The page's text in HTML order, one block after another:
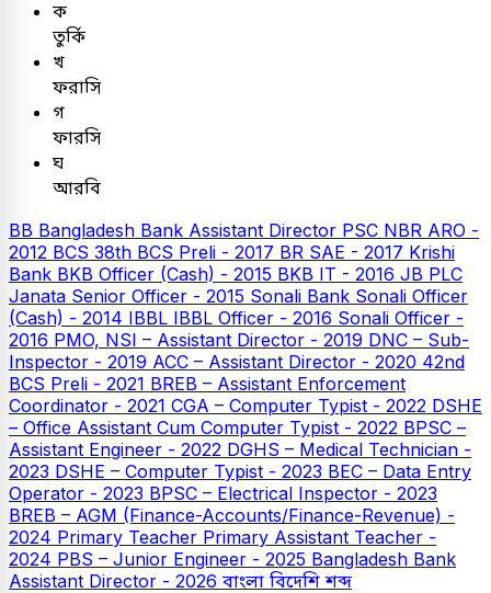
ক
তুর্কি
খ
ফরাসি
গ
ফারসি
ঘ
আরবি
BB Bangladesh Bank Assistant Director PSC NBR ARO -
2012 BCS 38th BCS Preli - 2017 BR SAE - 2017 Krishi
Bank BKB Officer (Cash) - 2015 BKB IT - 2016 JB PLC
Janata Senior Officer - 2015 Sonali Bank Sonali Officer
(Cash) - 2014 IBBL IBBL Officer - 2016 Sonali Officer -
2016 PMO, NSI – Assistant Director - 2019 DNC – Sub-
Inspector - 2019 ACC – Assistant Director - 2020 42nd
BCS Preli - 2021 BREB – Assistant Enforcement
Coordinator - 2021 CGA – Computer Typist - 2022 DSHE
– Office Assistant Cum Computer Typist - 2022 BPSC –
Assistant Engineer - 2022 DGHS – Medical Technician -
2023 DSHE – Computer Typist - 2023 BEC – Data Entry
Operator - 2023 BPSC – Electrical Inspector - 2023
BREB – AGM (Finance-Accounts/Finance-Revenue) -
2024 Primary Teacher Primary Assistant Teacher -
2024 PBS – Junior Engineer - 2025 Bangladesh Bank
Assistant Director - 2026 বাংলা বিদেশি শব্দ